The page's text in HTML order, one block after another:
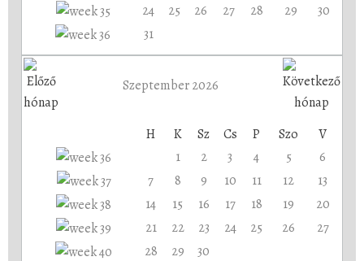
24
25 26 27 28 29
30
31
Szeptember 2026
H K Sz Cs P Szo
V
1
2 3 4 5
6
7
8 9 10 11 12
13
14
15 16 17 18 19
20
21
22 23 24 25 26
27
28
29 30